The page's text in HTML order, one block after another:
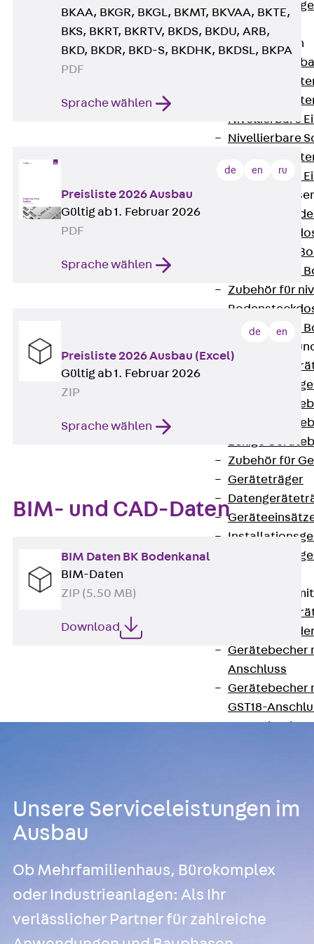
UBK
Einbaueinheiten
Nivellierbare
Nivellierbare
Nivellierbare
Zubehör für
Nivellierbare
Zubehör für
Nivellierbare
Gerätebecher
Runde
Eckige
Eckige
Zubehör für
Geräteträger
Gerätebecher
Gerätebecher
Anschluss
Gerätebecher
GST18-
Gerätebecher
Optionales
Wireless Charging
SystemPLUS
BKAA, BKGR, BKGL, BKMT, BKVAA, BKTE,
BKS, BKRT, BKRTV, BKDS, BKDU, ARB,
BKD, BKDR, BKD-S, BKDHK, BKDSL, BKPA
PDF
Sprache wählen
de en ru
Preisliste 2026 Ausbau
Gültig ab 1. Februar 2026
PDF
Sprache wählen
de en
Preisliste 2026 Ausbau (Excel)
Gültig ab 1. Februar 2026
ZIP
Sprache wählen
BIM- und CAD-Daten
BIM Daten BK Bodenkanal
BIM-Daten
ZIP (5.50 MB)
Download
Unsere Serviceleistungen im
Ausbau
Ob Mehrfamilienhaus, Bürokomplex
oder Industrieanlagen: Als Ihr
verlässlicher Partner für zahlreiche